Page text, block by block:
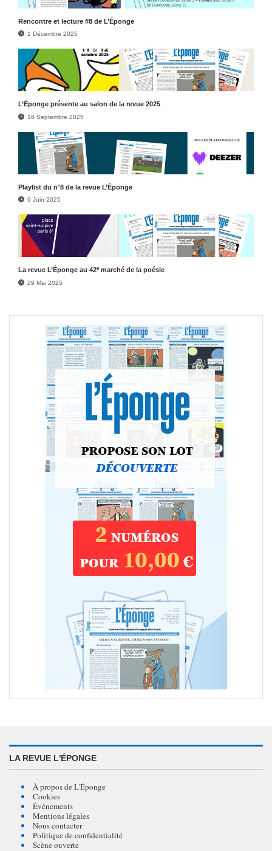
Rencontre et lecture #8 de L’Éponge
1 Décembre 2025
L’Éponge présente au salon de la revue 2025
16 Septembre 2025
Play­list du n°8 de la revue L’Éponge
9 Juin 2025
La revue L’Éponge au 42e marché de la poésie
29 Mai 2025
LA REVUE L'ÉPONGE
À propos de L'Éponge
Cookies
Évènements
Mentions légales
Nous contacter
Politique de confidentialité
Scène ouverte